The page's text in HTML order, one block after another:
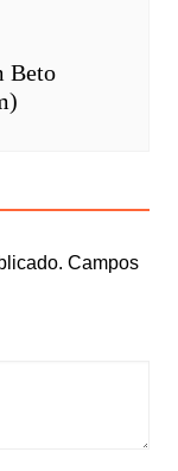
Beto
Campos